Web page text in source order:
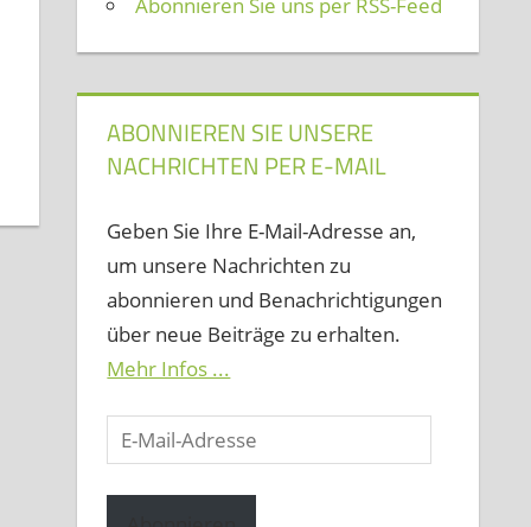
ABONNIEREN SIE UNSERE
NACHRICHTEN PER E-MAIL
Geben Sie Ihre E-Mail-Adresse an,
um unsere Nachrichten zu
abonnieren und Benachrichtigungen
über neue Beiträge zu erhalten.
Mehr Infos ...
E-
Mail-
Adresse